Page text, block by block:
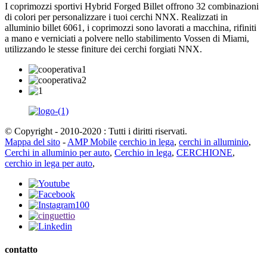
I coprimozzi sportivi Hybrid Forged Billet offrono 32 combinazioni
di colori per personalizzare i tuoi cerchi NNX. Realizzati in
alluminio billet 6061, i coprimozzi sono lavorati a macchina, rifiniti
a mano e verniciati a polvere nello stabilimento Vossen di Miami,
utilizzando le stesse finiture dei cerchi forgiati NNX.
© Copyright - 2010-2020 : Tutti i diritti riservati.
Mappa del sito - AMP Mobile cerchio in lega, cerchi in alluminio,
Cerchi in alluminio per auto, Cerchio in lega, CERCHIONE,
cerchio in lega per auto,
contatto